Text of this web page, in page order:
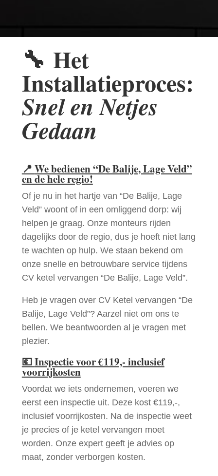
🔧 Het
Installatieproces:
Snel en Netjes
Gedaan
📍 We bedienen “De Balije, Lage Veld”
en de hele regio!
Of je nu in het hartje van “De Balije, Lage
Veld” woont of in een omliggend dorp: wij
helpen je graag. Onze monteurs rijden
dagelijks door de regio, dus je hoeft niet lang
te wachten op hulp. We staan bekend om
onze snelle en betrouwbare service tijdens
CV ketel vervangen “De Balije, Lage Veld”.
Heb je vragen over CV Ketel vervangen “De
Balije, Lage Veld”? Aarzel niet om ons te
bellen. We beantwoorden al je vragen met
plezier.
💶Inspectie voor €119,- inclusief
voorrijkosten
Voordat we iets ondernemen, voeren we
eerst een inspectie uit. Deze kost €119,-,
inclusief voorrijkosten. Na de inspectie weet
je precies of je ketel vervangen moet
worden. Onze expert geeft je advies op
maat, zonder verborgen kosten.